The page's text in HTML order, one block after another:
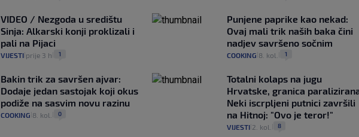
VIDEO / Nezgoda u središtu
Sinja: Alkarski konji proklizali i
pali na Pijaci
VIJESTI prije 3 h 1
Punjene paprike kao nekad:
Ovaj mali trik naših baka čini
nadjev savršeno sočnim
COOKING 8. kol. 1
Bakin trik za savršen ajvar:
Dodaje jedan sastojak koji okus
podiže na sasvim novu razinu
COOKING 8. kol. 0
Totalni kolaps na jugu
Hrvatske, granica
Neki iscrpljeni putnici završili
na Hitnoj: "Ovo je teror!"
VIJESTI| 2. kol. 8